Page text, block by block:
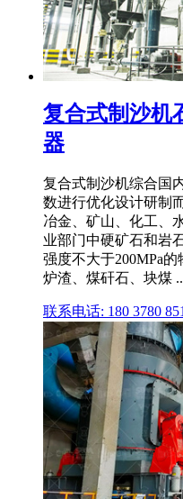
复合式制沙机
器
复合式制沙机综合国
数进行优化设计研制
冶金、矿山、化工、
业部门中硬矿石和岩
强度不大于200MPa
炉渣、煤矸石、块煤
联系电话: 180 3780